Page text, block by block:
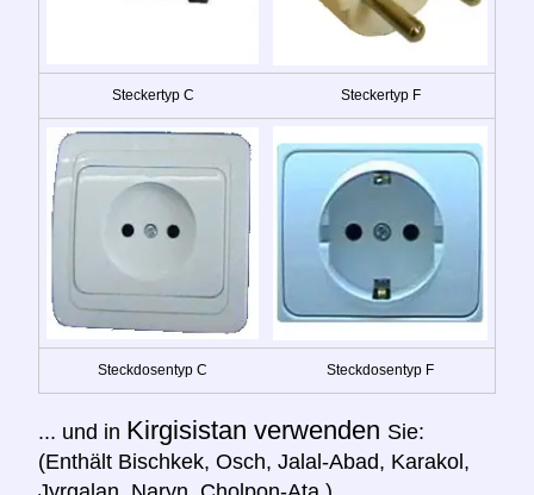
Steckertyp C Steckertyp F
Steckdosentyp C Steckdosentyp F
... und in Kirgisistan verwenden Sie:
(Enthält Bischkek, Osch, Jalal-Abad, Karakol,